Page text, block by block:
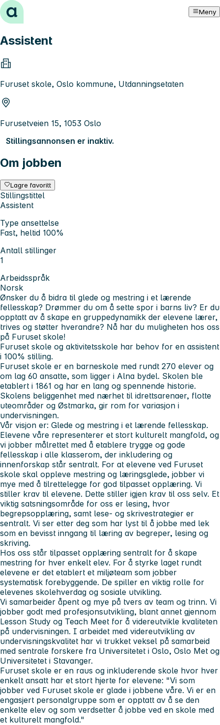
Hopp til innhold Meny
Assistent
Furuset skole, Oslo kommune, Utdanningsetaten
Furusetveien 15, 1053 Oslo
Stillingsannonsen er inaktiv.
Om jobben
Lagre favoritt
Stillingstittel
Assistent
Type ansettelse
Fast, heltid 100%
Antall stillinger
1
Arbeidsspråk
Norsk
Ønsker du å bidra til glede og mestring i et lærende
fellesskap? Drømmer du om å sette spor i barns liv? Er du
opptatt av å skape en gruppedynamikk der elevene lærer,
trives og støtter hverandre? Nå har du muligheten hos oss
på Furuset skole!
Furuset skole og aktivitetsskole har behov for en assistent
i 100% stilling.
Furuset skole er en barneskole med rundt 270 elever og
om lag 60 ansatte, som ligger i Alna bydel. Skolen ble
etablert i 1861 og har en lang og spennende historie.
Skolens beliggenhet med nærhet til idrettsarenaer, flotte
uteområder og Østmarka, gir rom for variasjon i
undervisningen.
Vår visjon er: Glede og mestring i et lærende fellesskap.
Elevene våre representerer et stort kulturelt mangfold, og
vi jobber målrettet med å etablere trygge og gode
fellesskap i alle klasserom, der inkludering og
innenforskap står sentralt. For at elevene ved Furuset
skole skal oppleve mestring og læringsglede, jobber vi
mye med å tilrettelegge for god tilpasset opplæring. Vi
stiller krav til elevene. Dette stiller igjen krav til oss selv. Et
viktig satsningsområde for oss er lesing, hvor
begrepsopplæring, samt lese- og skrivestrategier er
sentralt. Vi ser etter deg som har lyst til å jobbe med lek
som en bevisst inngang til læring av begreper, lesing og
skriving.
Hos oss står tilpasset opplæring sentralt for å skape
mestring for hver enkelt elev. For å styrke laget rundt
elevene er det etablert et miljøteam som jobber
systematisk forebyggende. De spiller en viktig rolle for
elevenes skolehverdag og sosiale utvikling.
Vi samarbeider åpent og mye på tvers av team og trinn. Vi
jobber godt med profesjonsutvikling, blant annet gjennom
Lesson Study og Teach Meet for å videreutvikle kvaliteten
på undervisningen. I arbeidet med videreutvikling av
undervisningskvalitet har vi trukket veksel på samarbeid
med sentrale forskere fra Universitetet i Oslo, Oslo Met og
Universitetet i Stavanger.
Furuset skole er en raus og inkluderende skole hvor hver
enkelt ansatt har et stort hjerte for elevene: "Vi som
jobber ved Furuset skole er glade i jobbene våre. Vi er en
engasjert personalgruppe som er opptatt av å se den
enkelte elev og som verdsetter å jobbe ved en skole med
et kulturelt mangfold."